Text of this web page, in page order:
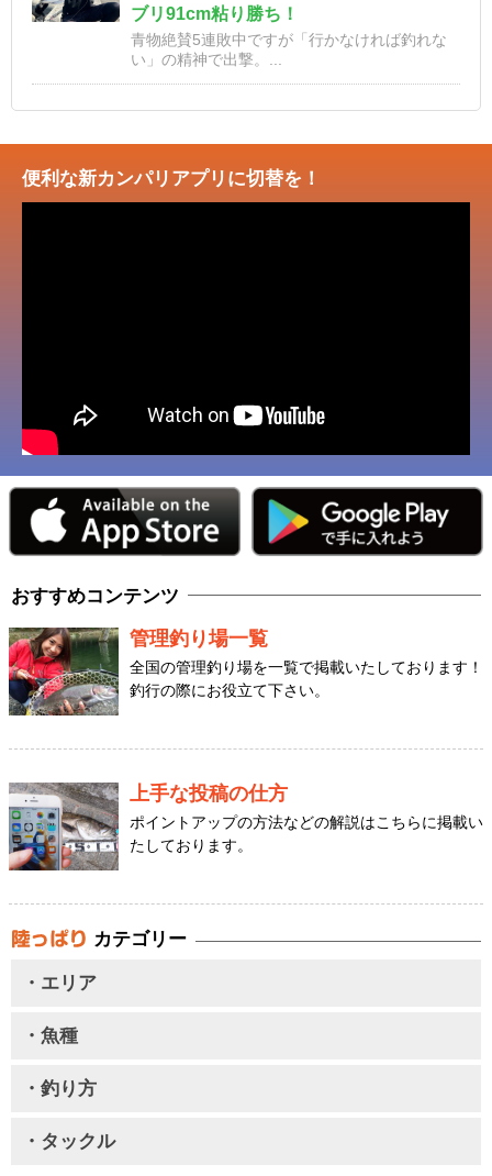
ブリ91cm粘り勝ち！
青物絶賛5連敗中ですが「行かなければ釣れな
い」の精神で出撃。...
便利な新カンパリアプリに切替を！
おすすめコンテンツ
管理釣り場一覧
全国の管理釣り場を一覧で掲載いたしております！
釣行の際にお役立て下さい。
上手な投稿の仕方
ポイントアップの方法などの解説はこちらに掲載い
たしております。
カテゴリー
・エリア
・魚種
・釣り方
・タックル